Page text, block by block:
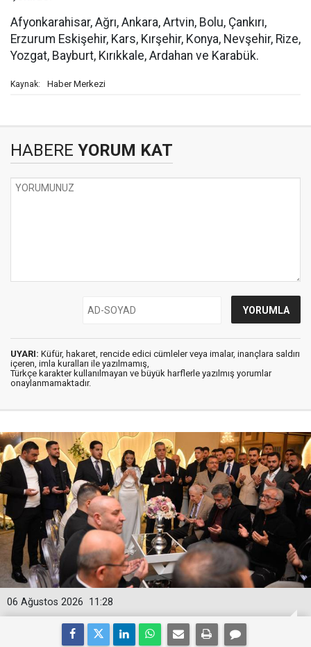
Afyonkarahisar, Ağrı, Ankara, Artvin, Bolu, Çankırı,
Erzurum Eskişehir, Kars, Kırşehir, Konya, Nevşehir, Rize,
Yozgat, Bayburt, Kırıkkale, Ardahan ve Karabük.
Kaynak: Haber Merkezi
HABERE YORUM KAT
UYARI: Küfür, hakaret, rencide edici cümleler veya imalar, inançlara saldırı
içeren, imla kuralları ile yazılmamış,
Türkçe karakter kullanılmayan ve büyük harflerle yazılmış yorumlar
onaylanmamaktadır.
11:28
06 Ağustos 2026